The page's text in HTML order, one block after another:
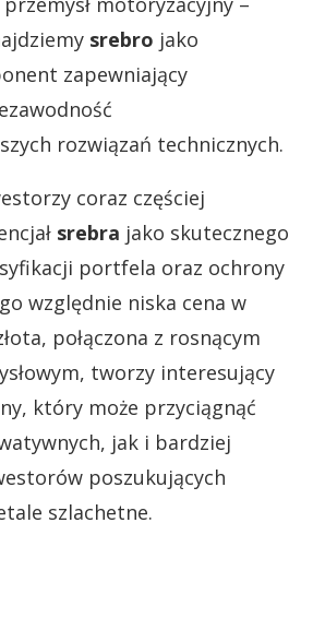
srebro jako
zapewniający
rozwiązań technicznych.
coraz częściej
srebra jako skutecznego
portfela oraz ochrony
względnie niska cena w
połączona z rosnącym
tworzy interesujący
który może przyciągnąć
jak i bardziej
poszukujących
szlachetne.